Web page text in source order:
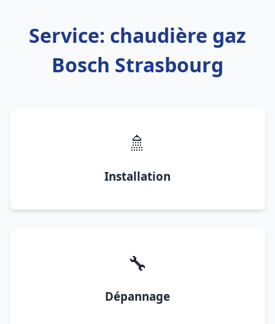
Service: chaudière gaz
Bosch Strasbourg
🚿
Installation
🔧
Dépannage